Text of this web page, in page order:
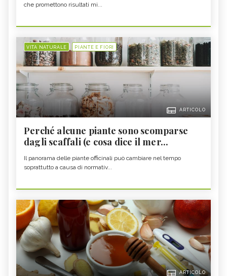
che promettono risultati mi...
VITA NATURALE PIANTE E FIORI
ARTICOLO
Perché alcune piante sono scomparse
dagli scaffali (e cosa dice il mer...
Il panorama delle piante officinali può cambiare nel tempo
soprattutto a causa di normativ...
ARTICOLO